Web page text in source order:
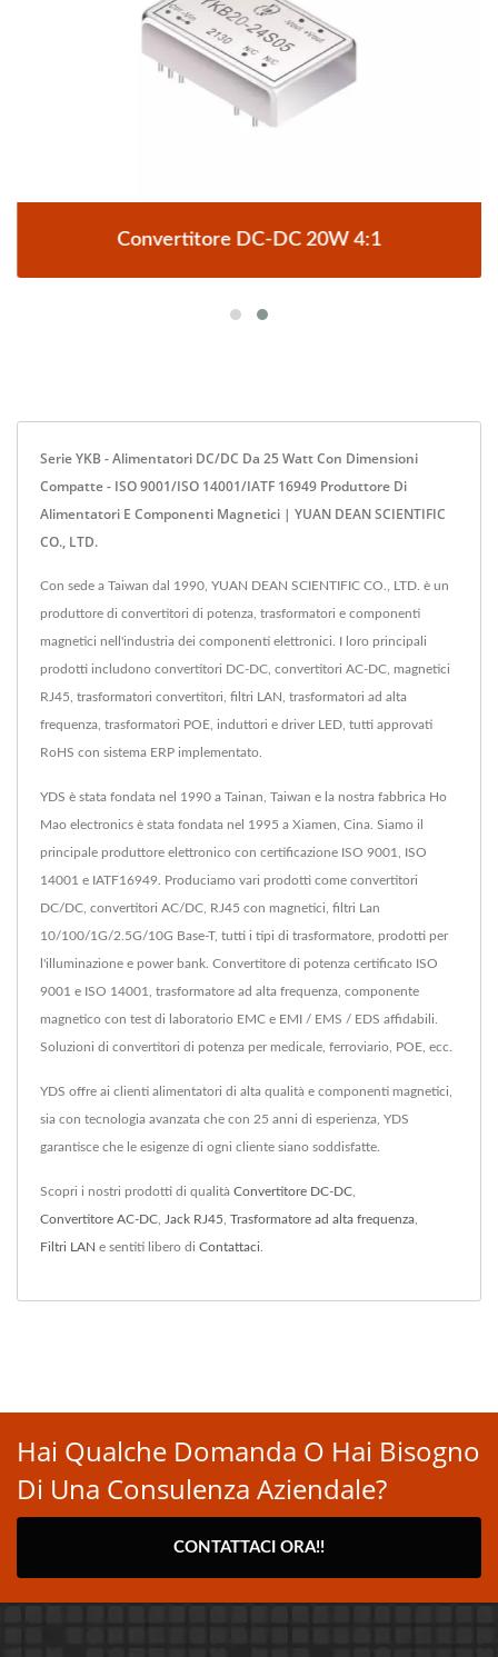
Convertitore DC-DC 20W 4:1
Serie YKB - Alimentatori DC/DC Da 25 Watt Con Dimensioni
Compatte - ISO 9001/ISO 14001/IATF 16949 Produttore Di
Alimentatori E Componenti Magnetici | YUAN DEAN SCIENTIFIC
CO., LTD.
Con sede a Taiwan dal 1990, YUAN DEAN SCIENTIFIC CO., LTD. è un
produttore di convertitori di potenza, trasformatori e componenti
magnetici nell'industria dei componenti elettronici. I loro principali
prodotti includono convertitori DC-DC, convertitori AC-DC, magnetici
RJ45, trasformatori convertitori, filtri LAN, trasformatori ad alta
frequenza, trasformatori POE, induttori e driver LED, tutti approvati
RoHS con sistema ERP implementato.
YDS è stata fondata nel 1990 a Tainan, Taiwan e la nostra fabbrica Ho
Mao electronics è stata fondata nel 1995 a Xiamen, Cina. Siamo il
principale produttore elettronico con certificazione ISO 9001, ISO
14001 e IATF16949. Produciamo vari prodotti come convertitori
DC/DC, convertitori AC/DC, RJ45 con magnetici, filtri Lan
10/100/1G/2.5G/10G Base-T, tutti i tipi di trasformatore, prodotti per
l'illuminazione e power bank. Convertitore di potenza certificato ISO
9001 e ISO 14001, trasformatore ad alta frequenza, componente
magnetico con test di laboratorio EMC e EMI / EMS / EDS affidabili.
Soluzioni di convertitori di potenza per medicale, ferroviario, POE, ecc.
YDS offre ai clienti alimentatori di alta qualità e componenti magnetici,
sia con tecnologia avanzata che con 25 anni di esperienza, YDS
garantisce che le esigenze di ogni cliente siano soddisfatte.
Scopri i nostri prodotti di qualità Convertitore DC-DC
Convertitore AC-DC Jack RJ45 Trasformatore ad alta frequenza
Filtri LAN e sentiti libero di Contattaci
Hai Qualche Domanda O Hai Bisogno
Di Una Consulenza Aziendale?
CONTATTACI ORA!!